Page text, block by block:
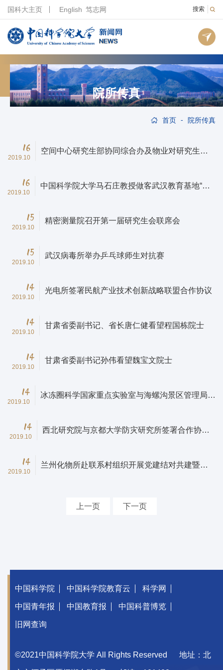
搜索
国科大主页 English 笃志网
院所传真
首页 - 院所传真
16
2019.10
空间中心研究生部协同综合办及物业对研究生开
16
2019.10
中国科学院大学马石庄教授做客武汉教育基地“博
15
2019.10
精密测量院召开第一届研究生会联席会
15
2019.10
武汉病毒所举办乒乓球师生对抗赛
14
2019.10
光电所签署民航产业技术创新战略联盟合作协议
14
2019.10
甘肃省委副书记、省长唐仁健看望程国栋院士
14
2019.10
甘肃省委副书记孙伟看望魏宝文院士
14
2019.10
冰冻圈科学国家重点实验室与海螺沟景区管理局签
14
2019.10
西北研究院与京都大学防灾研究所签署合作协议
14
2019.10
兰州化物所赴联系村组织开展党建结对共建暨入
上一页 下一页
中国科学院 中国科学院教育云 科学网
中国青年报 中国教育报 中国科普博览
旧网查询
©2021中国科学院大学 All Rights Reserved 地址：北